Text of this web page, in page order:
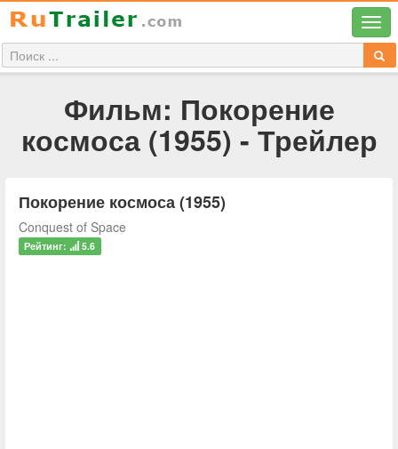
Фильм: Покорение
космоса (1955) - Трейлер
Покорение космоса (1955)
Conquest of Space
Рейтинг: 5.6